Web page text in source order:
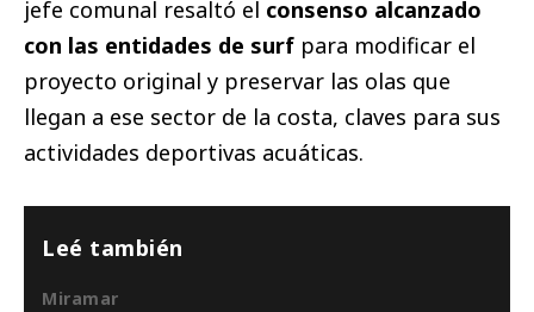
jefe comunal resaltó el consenso alcanzado
con las entidades de surf para modificar el
proyecto original y preservar las olas que
llegan a ese sector de la costa, claves para sus
actividades deportivas acuáticas.
Leé también
Miramar